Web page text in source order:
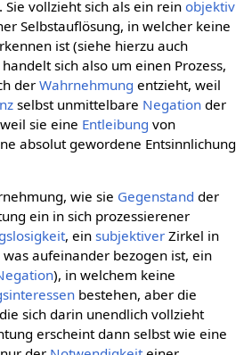
Sie vollzieht sich als ein rein objektiv
Selbstauflösung, in welcher keine
ist (siehe hierzu auch
handelt sich also um einen Prozess,
der Wahrnehmung entzieht, weil
selbst unmittelbare Negationder
sie eine Entleibung von
absolut gewordene Entsinnlichung
wie sie Gegenstand der
ein in sich prozessierener
, ein subjektiverZirkel in
aufeinander bezogen ist, ein
), in welchem keine
bestehen, aber die
sich darin unendlich vollzieht
erscheint dann selbst wie eine